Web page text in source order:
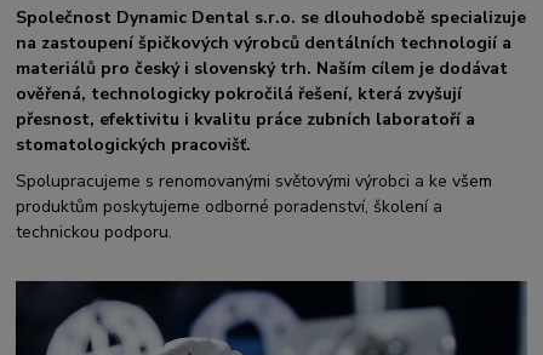
Společnost Dynamic Dental s.r.o. se dlouhodobě specializuje
na zastoupení špičkových výrobců dentálních technologií a
materiálů pro český i slovenský trh. Naším cílem je dodávat
ověřená, technologicky pokročilá řešení, která zvyšují
přesnost, efektivitu i kvalitu práce zubních laboratoří a
stomatologických pracovišť.
Spolupracujeme s renomovanými světovými výrobci a ke všem
produktům poskytujeme odborné poradenství, školení a
technickou podporu.